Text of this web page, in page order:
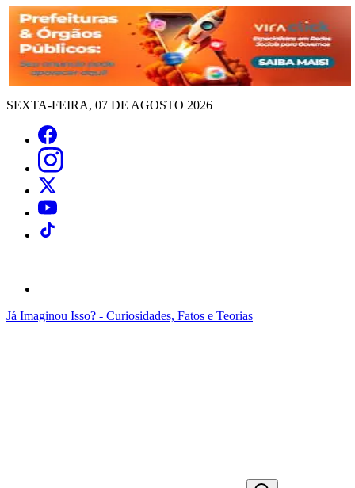
SEXTA-FEIRA, 07 DE AGOSTO 2026
Já Imaginou Isso? - Curiosidades, Fatos e Teorias